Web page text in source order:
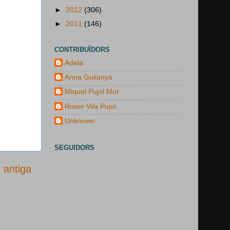
antiga
► 2012 (306)
► 2011 (146)
CONTRIBUÏDORS
Adela
Anna Guilanyà
Miquel Pujol Mur
Roser Vila Pujol
Unknown
SEGUIDORS